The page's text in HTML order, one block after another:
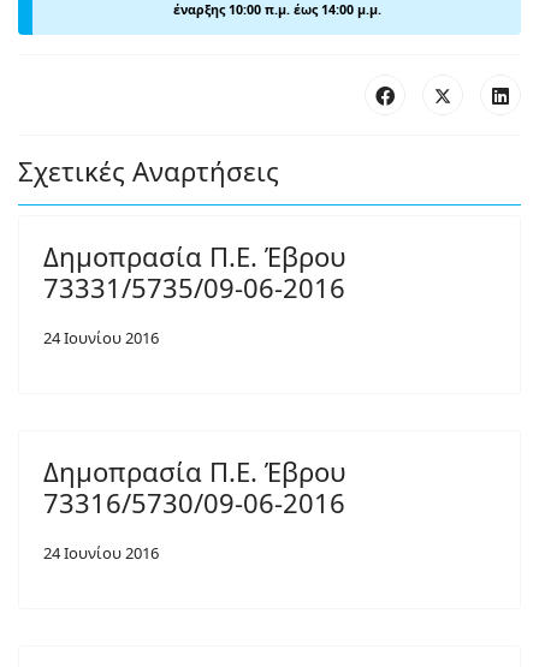
έναρξης 10:00 π.μ. έως 14:00 μ.μ.
Σχετικές Αναρτήσεις
Δημοπρασία Π.Ε. Έβρου
73331/5735/09-06-2016
24 Ιουνίου 2016
Δημοπρασία Π.Ε. Έβρου
73316/5730/09-06-2016
24 Ιουνίου 2016